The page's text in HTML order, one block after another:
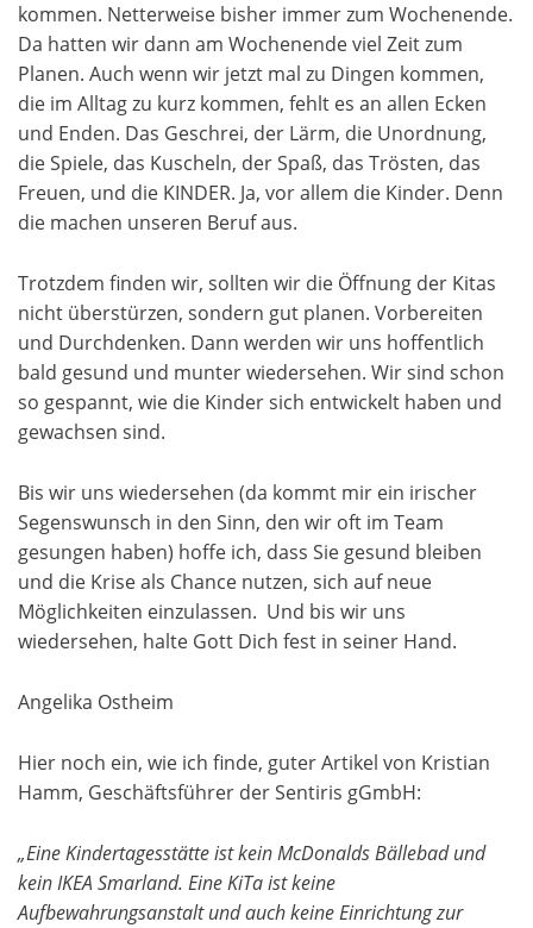
kommen. Netterweise bisher immer zum Wochenende.
Da hatten wir dann am Wochenende viel Zeit zum
Planen. Auch wenn wir jetzt mal zu Dingen kommen,
die im Alltag zu kurz kommen, fehlt es an allen Ecken
und Enden. Das Geschrei, der Lärm, die Unordnung,
die Spiele, das Kuscheln, der Spaß, das Trösten, das
Freuen, und die KINDER. Ja, vor allem die Kinder. Denn
die machen unseren Beruf aus.
Trotzdem finden wir, sollten wir die Öffnung der Kitas
nicht überstürzen, sondern gut planen. Vorbereiten
und Durchdenken. Dann werden wir uns hoffentlich
bald gesund und munter wiedersehen. Wir sind schon
so gespannt, wie die Kinder sich entwickelt haben und
gewachsen sind.
Bis wir uns wiedersehen (da kommt mir ein irischer
Segenswunsch in den Sinn, den wir oft im Team
gesungen haben) hoffe ich, dass Sie gesund bleiben
und die Krise als Chance nutzen, sich auf neue
Möglichkeiten einzulassen. Und bis wir uns
wiedersehen, halte Gott Dich fest in seiner Hand.
Angelika Ostheim
Hier noch ein, wie ich finde, guter Artikel von Kristian
Hamm, Geschäftsführer der Sentiris gGmbH:
„Eine Kindertagesstätte ist kein McDonalds Bällebad und
kein IKEA Smarland. Eine KiTa ist keine
Aufbewahrungsanstalt und auch keine Einrichtung zur